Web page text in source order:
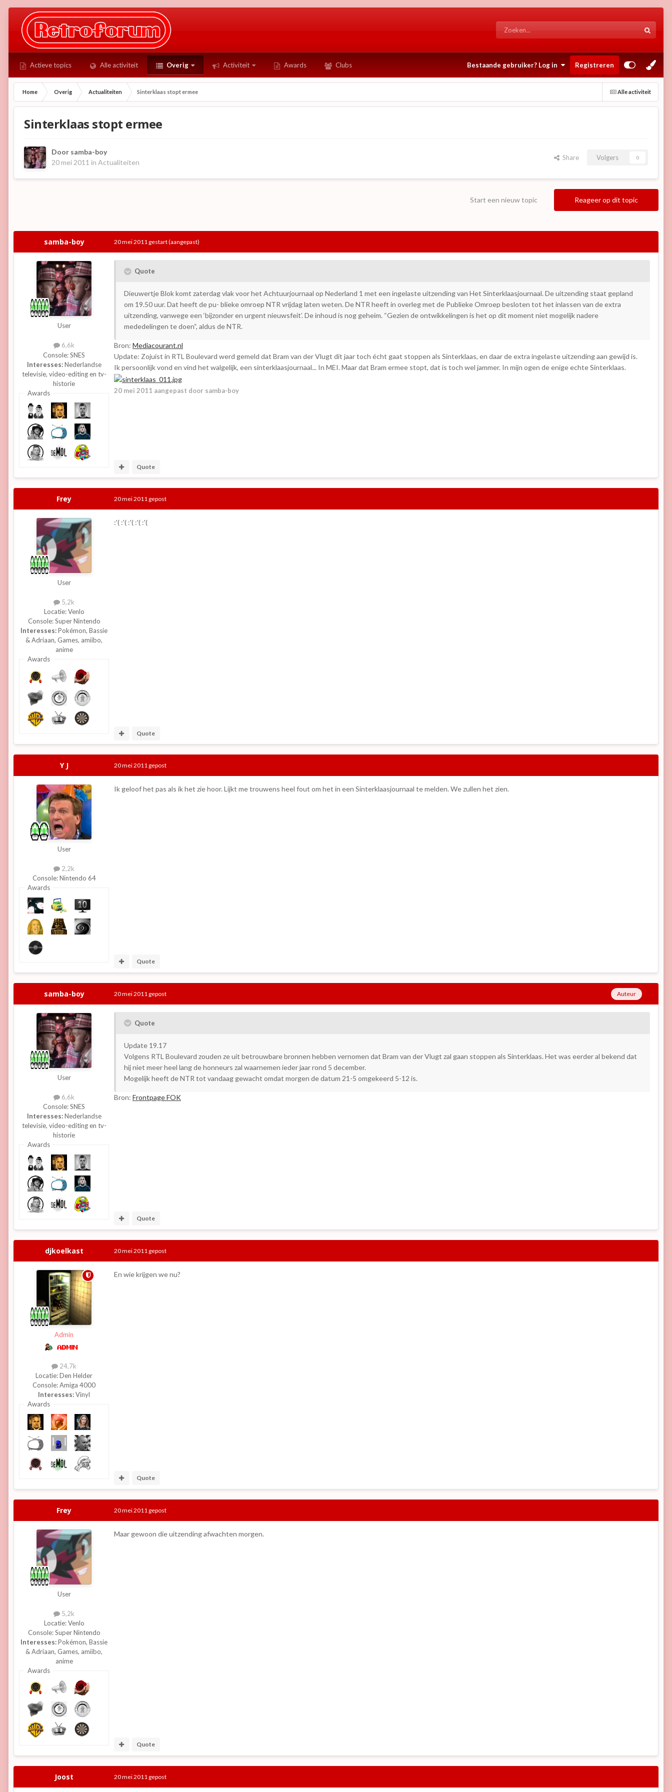
Actieve topics Alle activiteit Overig Activiteit Awards Clubs Bestaande gebruiker? Log in Registreren
Alle activiteit
Home Overig Actualiteiten Sinterklaas stopt ermee
Sinterklaas stopt ermee
Door samba-boy
20 mei 2011 in Actualiteiten
Share Volgers 0
Reageer op dit topic
Start een nieuw topic
samba-boy
User
6,6k
Console:SNES
Interesses:Nederlandse
televisie, video-editing en tv-
historie
Awards
20 mei 2011 gestart(aangepast)
Quote
Dieuwertje Blok komt zaterdag vlak voor het Achtuurjournaal op Nederland 1 met een ingelaste uitzending van Het Sinterklaasjournaal. De uitzending staat gepland
om 19.50 uur. Dat heeft de pu- blieke omroep NTR vrijdag laten weten. De NTR heeft in overleg met de Publieke Omroep besloten tot het inlassen van de extra
uitzending, vanwege een ‘bijzonder en urgent nieuwsfeit’. De inhoud is nog geheim. “Gezien de ontwikkelingen is het op dit moment niet mogelijk nadere
mededelingen te doen“, aldus de NTR.
Bron: Mediacourant.nl
Update: Zojuist in RTL Boulevard werd gemeld dat Bram van der Vlugt dit jaar toch écht gaat stoppen als Sinterklaas, en daar de extra ingelaste uitzending aan gewijd is.
Ik persoonlijk vond en vind het walgelijk, een sinterklaasjournaal... In MEI. Maar dat Bram ermee stopt, dat is toch wel jammer. In mijn ogen de enige echte Sinterklaas.
20 mei 2011 aangepast door samba-boy
Quote
Frey
User
5,2k
Locatie:Venlo
Console:Super Nintendo
Interesses:Pokémon, Bassie
& Adriaan, Games, amiibo,
anime
Awards
20 mei 2011 gepost
:'( :'( :'( :'( :'(
Quote
Y J
User
2,2k
Console:Nintendo 64
Awards
20 mei 2011 gepost
Ik geloof het pas als ik het zie hoor. Lijkt me trouwens heel fout om het in een Sinterklaasjournaal te melden. We zullen het zien.
Quote
samba-boy
User
6,6k
Console:SNES
Interesses:Nederlandse
televisie, video-editing en tv-
historie
Awards
Auteur
20 mei 2011 gepost
Quote
Update 19.17
Volgens RTL Boulevard zouden ze uit betrouwbare bronnen hebben vernomen dat Bram van der Vlugt zal gaan stoppen als Sinterklaas. Het was eerder al bekend dat
hij niet meer heel lang de honneurs zal waarnemen ieder jaar rond 5 december.
Mogelijk heeft de NTR tot vandaag gewacht omdat morgen de datum 21-5 omgekeerd 5-12 is.
Bron: Frontpage FOK
Quote
djkoelkast
Admin
24,7k
Locatie:Den Helder
Console:Amiga 4000
Interesses:Vinyl
Awards
20 mei 2011 gepost
En wie krijgen we nu?
Quote
Frey
User
5,2k
Locatie:Venlo
Console:Super Nintendo
Interesses:Pokémon, Bassie
& Adriaan, Games, amiibo,
anime
Awards
20 mei 2011 gepost
Maar gewoon die uitzending afwachten morgen.
Quote
Joost 20 mei 2011 gepost